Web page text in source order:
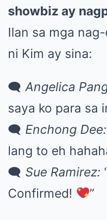
showbiz ay
Ilan sa mga
ni Kim ay sina:
🗨 Angelica
saya ko para sa
🗨 Enchong Dee:
lang to eh
🗨 Sue Ramirez:
Confirmed!
”